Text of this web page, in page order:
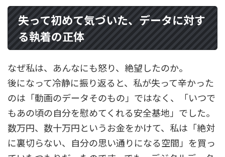
失って初めて気づいた、データに対す
る執着の正体
なぜ私は、あんなにも怒り、絶望したのか。
後になって冷静に振り返ると、私が失って辛かった
のは「動画のデータそのもの」ではなく、「いつで
もあの頃の自分を慰めてくれる安全基地」でした。
数万円、数十万円というお金をかけて、私は「絶対
に裏切らない、自分の思い通りになる空間」を買っ